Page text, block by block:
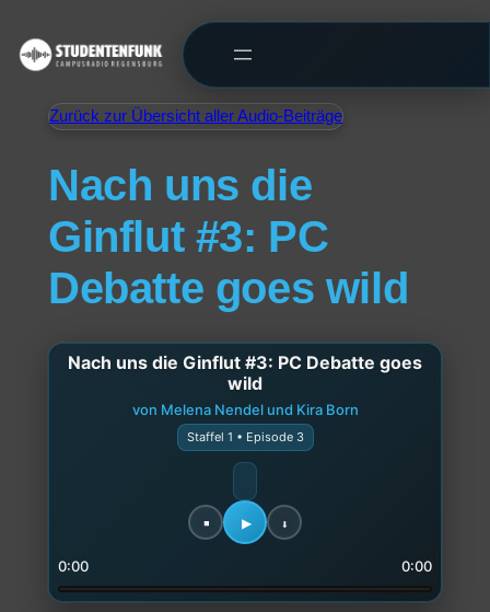
Zurück zur Übersicht aller Audio-Beiträge
Nach uns die
Ginflut #3: PC
Debatte goes wild
Nach uns die Ginflut #3: PC Debatte goes
wild
von Melena Nendel und Kira Born
Staffel 1 • Episode 3
0:00 0:00